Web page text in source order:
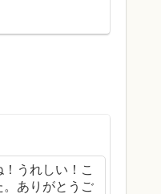
うれしい！こ
ありがとうご